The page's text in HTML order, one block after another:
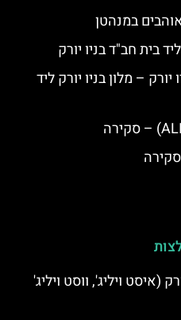
במנהטן
בית חב"ד בניו יורק
– מלון בניו יורק ליד
(איסט ויליג', ווסט ויליג'